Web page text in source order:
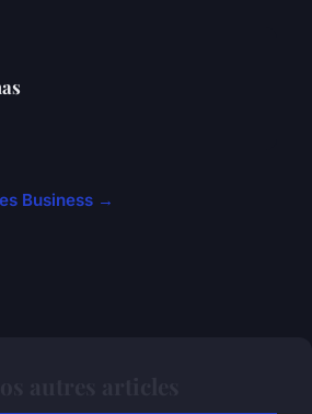
Business →